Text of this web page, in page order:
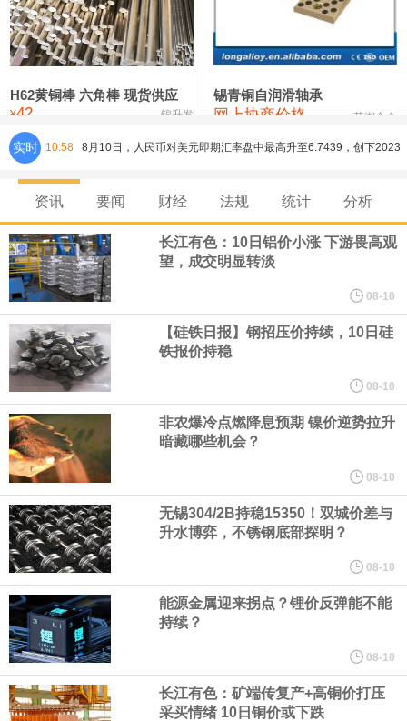
铸造铝合金锭(ZL102) 24,300—24,500 24,400
压铸锌合金锭 26,100—26,300
氯化镍 38,300—40,300 39,300 0
H62黄铜棒 六角棒 现货供应
¥42 锦升发
锡青铜自润滑轴承
网上协商价格 芜湖合金
实时 10:58 8月10日，人民币对美元即期汇率盘中最高升至6.7439，创下2023
年2月6日以来的3年多新高。工银亚洲在展望下半年人民币走势时认
为，人民币汇率大概率延续波动、缓步走升态势，主要影响因素包
括：一是下半年预计出口延续韧性增长，关注地缘风险及关税政策
对出口产品和地区结构、量价关系分化等影响；二是国际资金增配
人民币资产，资金净流入支持人民币中枢走强；三是美元对人民币
中间价相机调整。
《天津市智能机器人产业创新发展行动方案（2026—2028年）印发
2028年全市智能机器人产业核心产值突破200亿元
国家发展改革委、国家能源局印发《煤炭工业发展“十五五”规划》。
其中指出，统筹资源开发条件、市场需求、运输通道、环境约束等
因素，有序推进煤炭资源开发。西部资源富集地区强化开发整体规
划，完善上下游开发利用体系，提升跨区域协同保障能力。持续推
资讯 要闻 财经 法规 统计 分析
长江有色：10日铝价小涨 下游畏高观
望，成交明显转淡
08-10
【硅铁日报】钢招压价持续，10日硅
铁报价持稳
08-10
非农爆冷点燃降息预期 镍价逆势拉升
暗藏哪些机会？
08-10
无锡304/2B持稳15350！双城价差与
升水博弈，不锈钢底部探明？
08-10
能源金属迎来拐点？锂价反弹能不能
持续？
08-10
长江有色：矿端传复产+高铜价打压
采买情绪 10日铜价或下跌